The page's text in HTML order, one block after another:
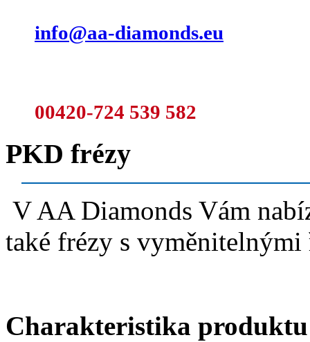
info@aa-diamonds.eu
00420-724 539 582
PKD frézy
V AA Diamonds Vám
také frézy s
Charakteristika